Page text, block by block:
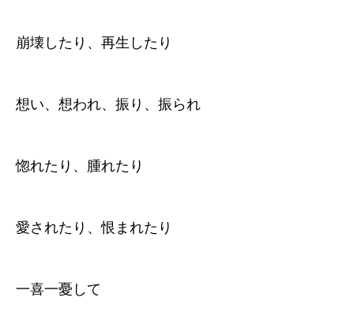
崩壊したり、再生したり
想い、想われ、振り、振られ
惚れたり、腫れたり
愛されたり、恨まれたり
一喜一憂して